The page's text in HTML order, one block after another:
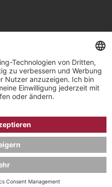
GmbH / Watchandco GmbH
VERSANDKOSTEN